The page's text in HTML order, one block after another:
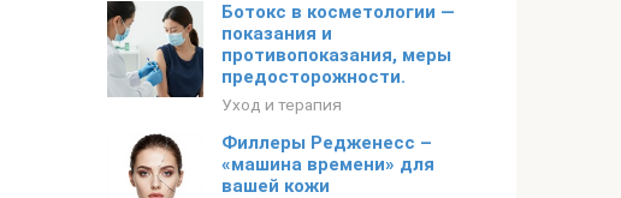
Ботокс в косметологии —
показания и
противопоказания, меры
предосторожности.
Уход и терапия
Филлеры Редженесс –
«машина времени» для
вашей кожи